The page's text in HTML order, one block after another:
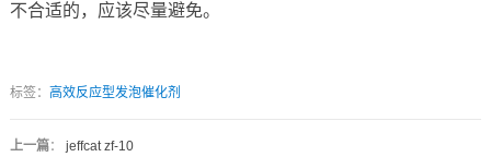
不合适的，应该尽量避免。
标签： 高效反应型发泡催化剂
上一篇： jeffcat zf-10